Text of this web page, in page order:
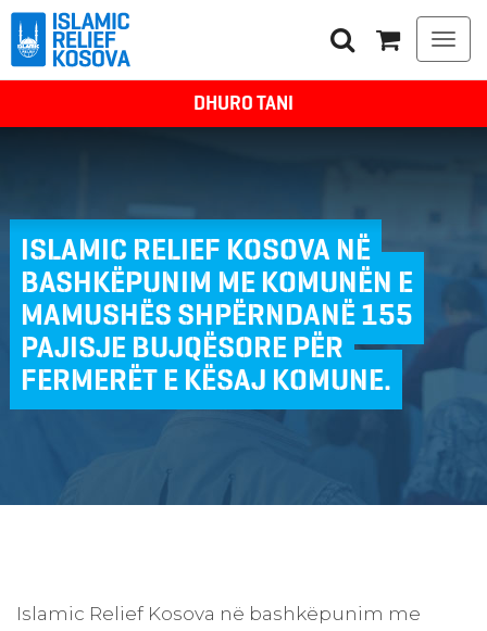
DHURO TANI
ISLAMIC RELIEF KOSOVA NË
BASHKËPUNIM ME KOMUNËN E
MAMUSHËS SHPËRNDANË 155
PAJISJE BUJQËSORE PËR
FERMERËT E KËSAJ KOMUNE.
Islamic Relief Kosova në bashkëpunim me